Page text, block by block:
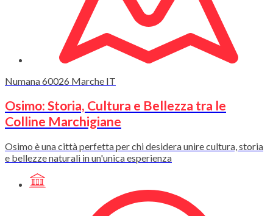
Numana60026 Marche IT
Osimo: Storia, Cultura e Bellezza tra le
Colline Marchigiane
Osimo è una città perfetta per chi desidera unire cultura, storia
e bellezze naturali in un'unica esperienza